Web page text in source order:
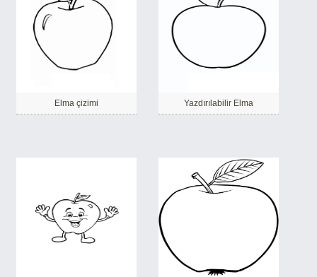
Elma çizimi Yazdırılabilir Elma